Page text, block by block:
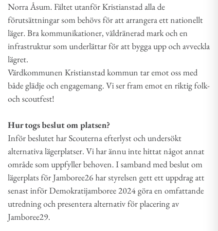
Norra Åsum. Fältet utanför Kristianstad alla de
förutsättningar som behövs för att arrangera ett nationellt
läger. Bra kommunikationer, väldränerad mark och en
infrastruktur som underlättar för att bygga upp och avveckla
lägret.
Värdkommunen Kristianstad kommun tar emot oss med
både glädje och engagemang. Vi ser fram emot en riktig folk-
och scoutfest!
Hur togs beslut om platsen?
Inför beslutet har Scouterna efterlyst och undersökt
alternativa lägerplatser. Vi har ännu inte hittat något annat
område som uppfyller behoven. I samband med beslut om
lägerplats för Jamboree26 har styrelsen gett ett uppdrag att
senast inför Demokratijamboree 2024 göra en omfattande
utredning och presentera alternativ för placering av
Jamboree29.